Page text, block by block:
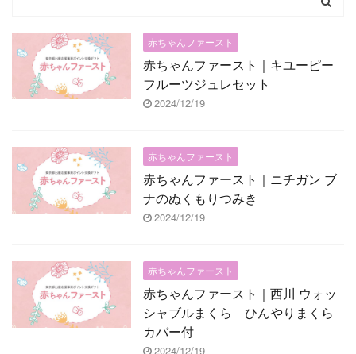
赤ちゃんファースト
赤ちゃんファースト｜キユーピー
フルーツジュレセット
2024/12/19
赤ちゃんファースト
赤ちゃんファースト｜ニチガン ブ
ナのぬくもりつみき
2024/12/19
赤ちゃんファースト
赤ちゃんファースト｜西川 ウォッ
シャブルまくら ひんやりまくら
カバー付
2024/12/19